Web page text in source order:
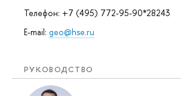
Телефон: +7 (495) 772-95-90*28243
E-mail: geo@hse.ru
РУКОВОДСТВО